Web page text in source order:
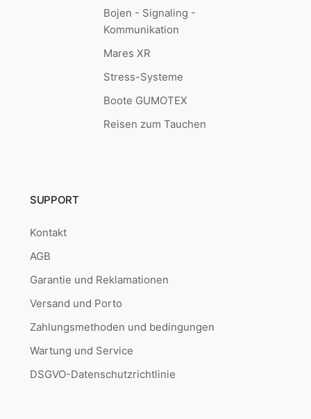
Bojen - Signaling -
Kommunikation
Mares XR
Stress-Systeme
Boote GUMOTEX
Reisen zum Tauchen
SUPPORT
Kontakt
AGB
Garantie und Reklamationen
Versand und Porto
Zahlungsmethoden und bedingungen
Wartung und Service
DSGVO-Datenschutzrichtlinie